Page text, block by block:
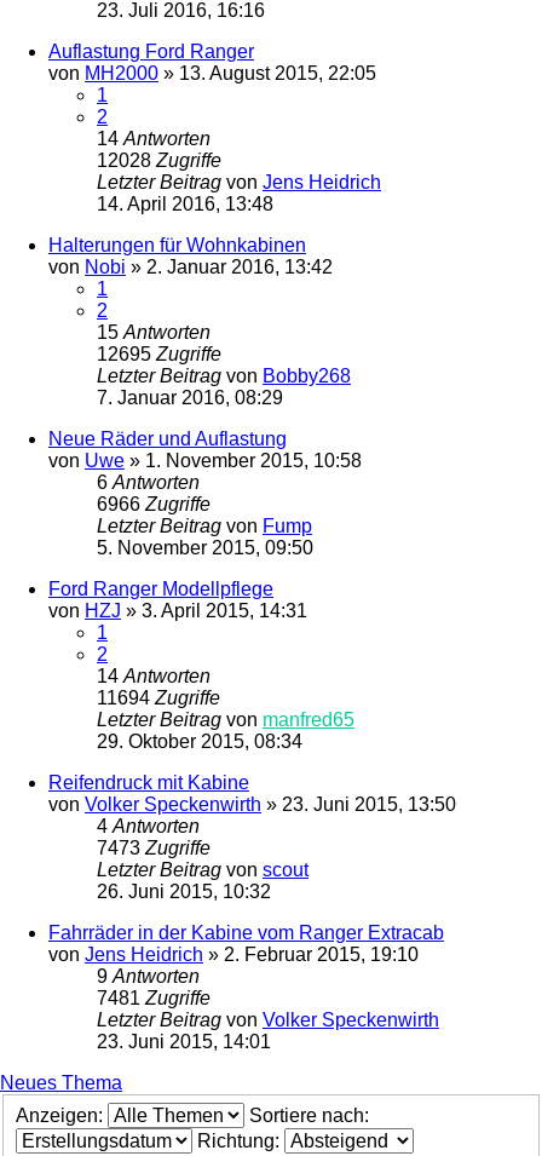
23. Juli 2016, 16:16
Auflastung Ford Ranger
von MH2000 » 13. August 2015, 22:05
1
2
14 Antworten
12028 Zugriffe
Letzter Beitrag von Jens Heidrich
14. April 2016, 13:48
Halterungen für Wohnkabinen
von Nobi » 2. Januar 2016, 13:42
1
2
15 Antworten
12695 Zugriffe
Letzter Beitrag von Bobby268
7. Januar 2016, 08:29
Neue Räder und Auflastung
von Uwe » 1. November 2015, 10:58
6 Antworten
6966 Zugriffe
Letzter Beitrag von Fump
5. November 2015, 09:50
Ford Ranger Modellpflege
von HZJ » 3. April 2015, 14:31
1
2
14 Antworten
11694 Zugriffe
Letzter Beitrag von manfred65
29. Oktober 2015, 08:34
Reifendruck mit Kabine
von Volker Speckenwirth » 23. Juni 2015, 13:50
4 Antworten
7473 Zugriffe
Letzter Beitrag von scout
26. Juni 2015, 10:32
Fahrräder in der Kabine vom Ranger Extracab
von Jens Heidrich » 2. Februar 2015, 19:10
9 Antworten
7481 Zugriffe
Letzter Beitrag von Volker Speckenwirth
23. Juni 2015, 14:01
Neues Thema
Anzeigen:
Sortiere nach:
Richtung: